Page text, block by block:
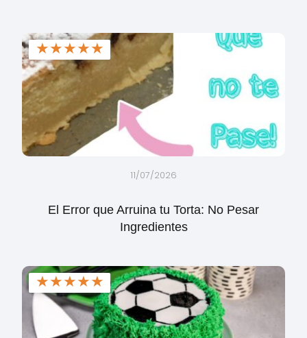
★★★★★
11/07/2026
El Error que Arruina tu Torta: No Pesar
Ingredientes
★★★★★